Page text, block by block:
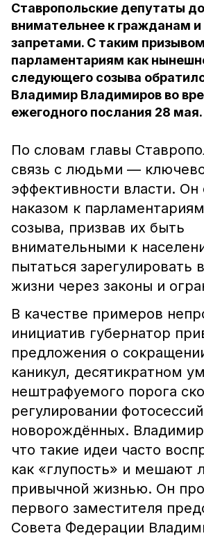
Ставропольские депутаты
внимательнее к гражданам и
запретами. С таким
парламентариям как
следующего созыва
Владимир Владимиров во
ежегодного послания 28 мая.
По словам главы
связь с людьми —
эффективности власти. Он
наказом к
созыва, призвав их быть
внимательными к
пытаться зарегулировать
жизни через законы и
В качестве примеров
инициатив губернатор
предложения о
каникул, десятикратном
нештрафуемого порога
регулировании
новорождённых.
что такие идеи часто
как «глупость» и мешают
привычной жизнью. Он
первого заместителя
Совета Федерации